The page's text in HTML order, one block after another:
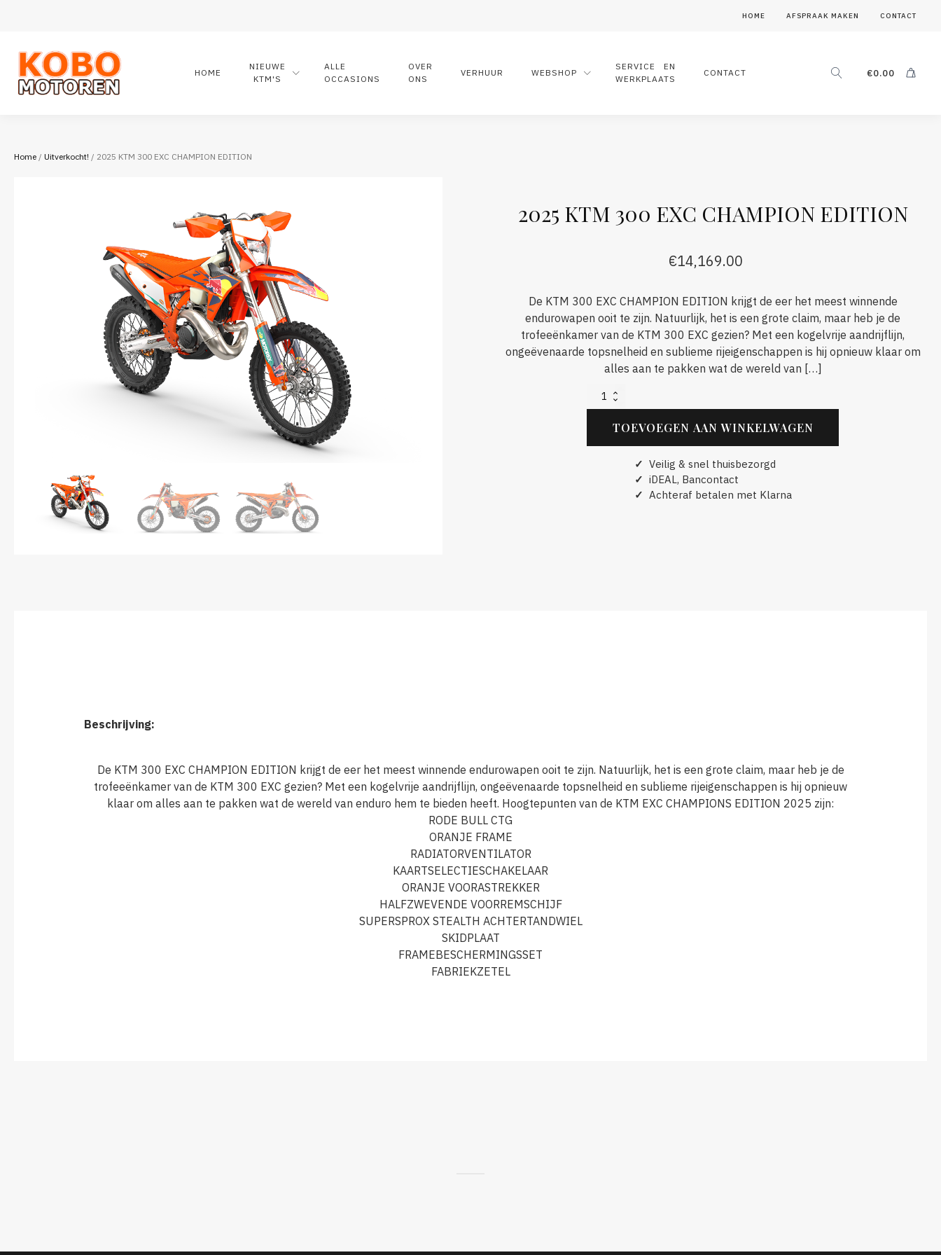
HOME AFSPRAAK MAKEN CONTACT
HOME
NIEUWE
KTM'S
ALLE
OCCASIONS
OVER
ONS
VERHUUR WEBSHOP
SERVICE EN
WERKPLAATS
CONTACT €0.00
Home / Uitverkocht! / 2025 KTM 300 EXC CHAMPION EDITION
2025 KTM 300 EXC CHAMPION EDITION
€14,169.00
De KTM 300 EXC CHAMPION EDITION krijgt de eer het meest winnende
endurowapen ooit te zijn. Natuurlijk, het is een grote claim, maar heb je de
trofeeënkamer van de KTM 300 EXC gezien? Met een kogelvrije aandrijflijn,
ongeëvenaarde topsnelheid en sublieme rijeigenschappen is hij opnieuw klaar om
alles aan te pakken wat de wereld van […]
2025
KTM
CHAMPION
TOEVOEGEN AAN WINKELWAGEN
✓ Veilig & snel thuisbezorgd
✓ iDEAL, Bancontact
✓ Achteraf betalen met Klarna
Beschrijving:
De KTM 300 EXC CHAMPION EDITION krijgt de eer het meest winnende endurowapen ooit te zijn. Natuurlijk, het is een grote claim, maar heb je de
trofeeënkamer van de KTM 300 EXC gezien? Met een kogelvrije aandrijflijn, ongeëvenaarde topsnelheid en sublieme rijeigenschappen is hij opnieuw
klaar om alles aan te pakken wat de wereld van enduro hem te bieden heeft. Hoogtepunten van de KTM EXC CHAMPIONS EDITION 2025 zijn:
RODE BULL CTG
ORANJE FRAME
RADIATORVENTILATOR
KAARTSELECTIESCHAKELAAR
ORANJE VOORASTREKKER
HALFZWEVENDE VOORREMSCHIJF
SUPERSPROX STEALTH ACHTERTANDWIEL
SKIDPLAAT
FRAMEBESCHERMINGSSET
FABRIEKZETEL